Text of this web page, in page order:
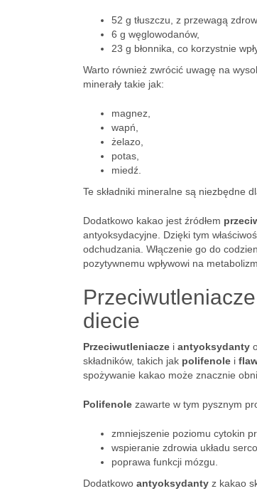
52 g tłuszczu, z przewagą
6 g węglowodanów,
23 g błonnika, co korzystnie
Warto również zwrócić uwagę na
minerały takie jak:
magnez,
wapń,
żelazo,
potas,
miedź.
Te składniki mineralne są niezbędne
Dodatkowo kakao jest źródłem
antyoksydacyjne. Dzięki tym
odchudzania. Włączenie go do
pozytywnemu wpływowi na metabolizm.
diecie
Przeciwutleniacze i antyoksydanty
składników, takich jak polifenole i
spożywanie kakao może znacznie
Polifenole zawarte w tym pysznym
zmniejszenie poziomu cytokin
wspieranie zdrowia układu
poprawa funkcji mózgu.
Dodatkowo antyoksydanty z kakao